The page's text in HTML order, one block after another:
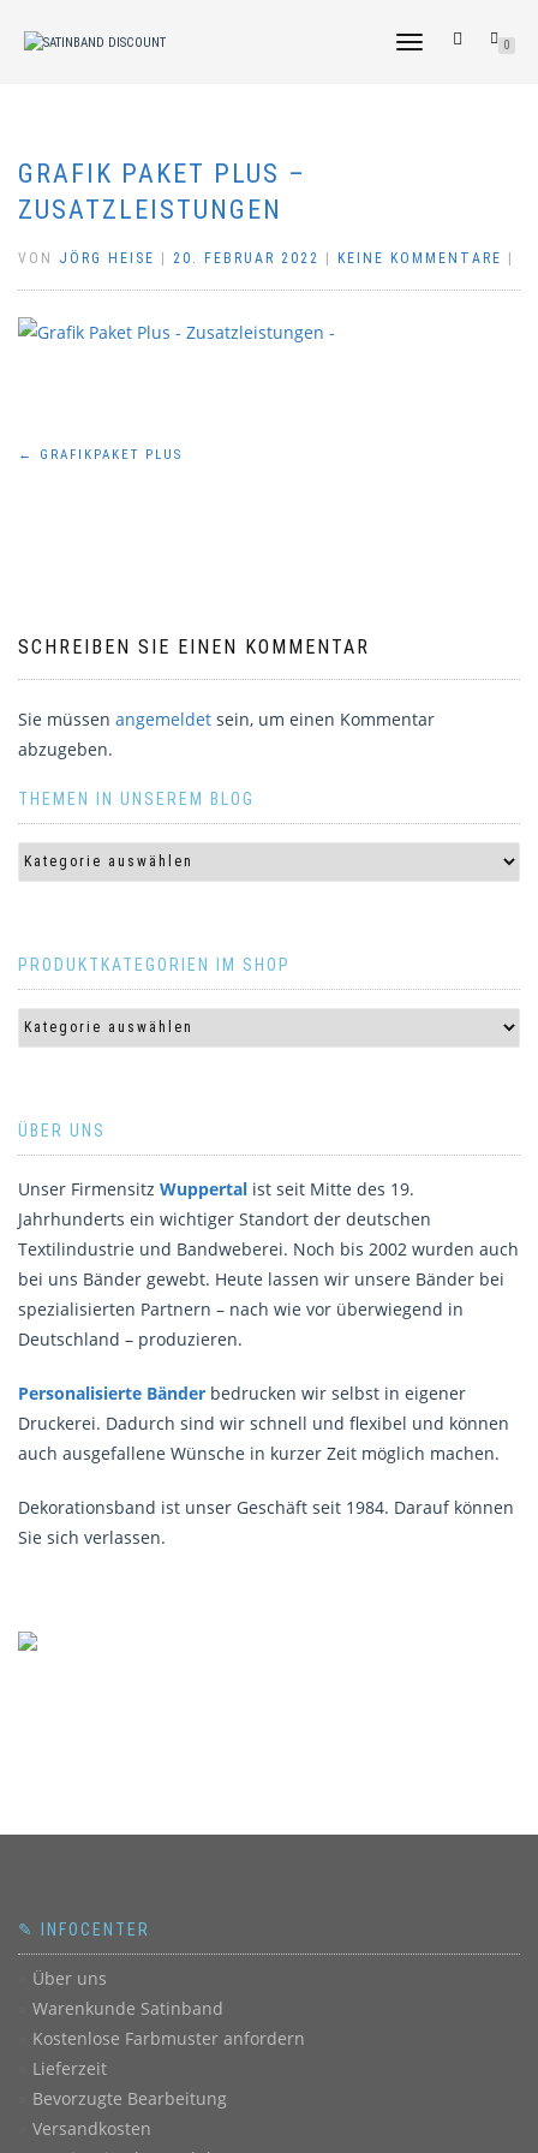
NAVIGATION
0
GRAFIK PAKET PLUS –
ZUSATZLEISTUNGEN
VON JÖRG HEISE 20. FEBRUAR 2022 KEINE KOMMENTARE
Beitragsnavigation
← GRAFIKPAKET PLUS
SCHREIBEN SIE EINEN KOMMENTAR
Sie müssen angemeldet sein, um einen Kommentar
abzugeben.
THEMEN IN UNSEREM BLOG
PRODUKTKATEGORIEN IM SHOP
ÜBER UNS
Unser Firmensitz Wuppertal ist seit Mitte des 19.
Jahrhunderts ein wichtiger Standort der deutschen
Textilindustrie und Bandweberei. Noch bis 2002 wurden auch
bei uns Bänder gewebt. Heute lassen wir unsere Bänder bei
spezialisierten Partnern – nach wie vor überwiegend in
Deutschland – produzieren.
Personalisierte Bänder bedrucken wir selbst in eigener
Druckerei. Dadurch sind wir schnell und flexibel und können
auch ausgefallene Wünsche in kurzer Zeit möglich machen.
Dekorationsband ist unser Geschäft seit 1984. Darauf können
Sie sich verlassen.
✎ INFOCENTER
Über uns
Warenkunde Satinband
Kostenlose Farbmuster anfordern
Lieferzeit
Bevorzugte Bearbeitung
Versandkosten